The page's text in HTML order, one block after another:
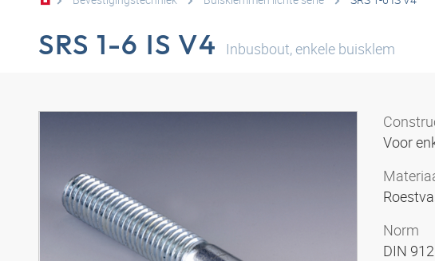
SRS 1-6 IS V4 Inbusbout, enkele buisklem
Voor
Norm
DIN